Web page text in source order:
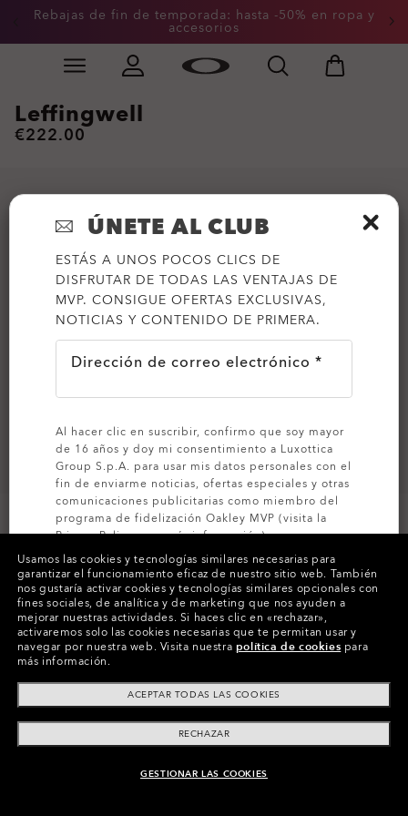
Skip to
Rebajas de fin de temporada: hasta -50% en ropa y
accesorios
Slide 2 of 3. Rebajas de fin de temporada: hasta -
AÑADIR AL CARRITO
Leffingwell
€222.00
Colores (5) LentesPrizm Black Polarized,
MonturaMatte Brown Tortoise
Tamaño:Talla única
AjusteAncho - Ajuste De Puente Alto
Ver guía de tallas
Usamos las cookies y tecnologías similares necesarias para
garantizar el funcionamiento eficaz de nuestro sitio web. También
nos gustaría activar cookies y tecnologías similares opcionales con
fines sociales, de analítica y de marketing que nos ayuden a
mejorar nuestras actividades. Si haces clic en «rechazar»,
activaremos solo las cookies necesarias que te permitan usar y
navegar por nuestra web. Visita nuestra política de cookies para
más información.
ACEPTAR TODAS LAS COOKIES
RECHAZAR
GESTIONAR LAS COOKIES
ÚNETE AL CLUB
ESTÁS A UNOS POCOS CLICS DE
DISFRUTAR DE TODAS LAS VENTAJAS DE
MVP. CONSIGUE OFERTAS EXCLUSIVAS,
NOTICIAS Y CONTENIDO DE PRIMERA.
Dirección de correo electrónico *
Al hacer clic en suscribir, confirmo que soy mayor
de 16 años y doy mi consentimiento a Luxottica
Group S.p.A. para usar mis datos personales con el
fin de enviarme noticias, ofertas especiales y otras
comunicaciones publicitarias como miembro del
programa de fidelización Oakley MVP (visita la
Privacy Policypara más información).
SUSCRÍBETE